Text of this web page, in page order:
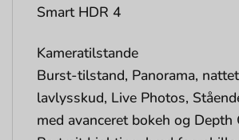
Smart HDR 4
Kameratilstande
Burst-tilstand, Panorama,
lavlysskud, Live Photos,
med avanceret bokeh og Depth